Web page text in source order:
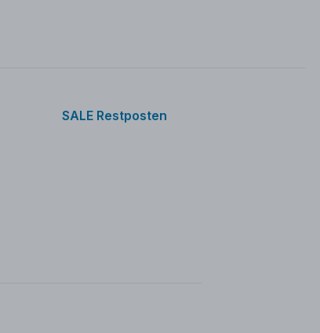
SALE Restposten